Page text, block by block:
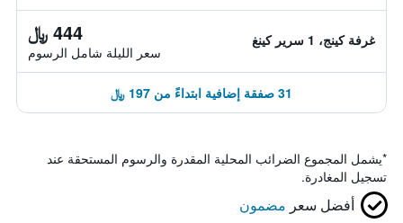
غرفة كينج، 1 سرير كينغ 444 ﷼
سعر الليلة شامل الرسوم
31 صفقة إضافية ابتداءً من 197 ﷼
*يشمل المجموع الضرائب المحلية المقدرة والرسوم المستحقة عند
تسجيل المغادرة.
أفضل سعر مضمون